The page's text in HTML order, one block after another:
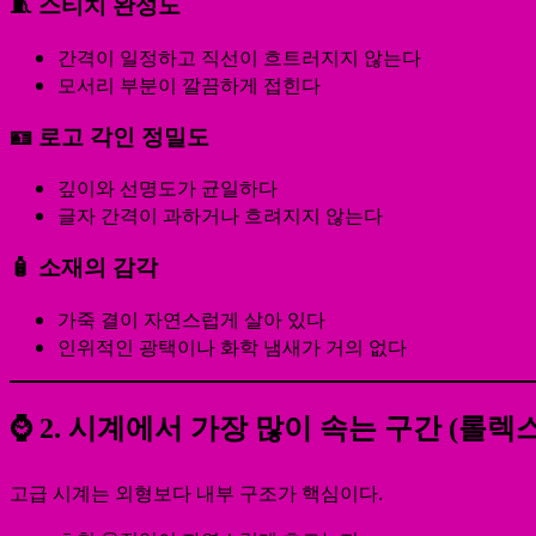
🧵 스티치 완성도
간격이 일정하고 직선이 흐트러지지 않는다
모서리 부분이 깔끔하게 접힌다
🪪 로고 각인 정밀도
깊이와 선명도가 균일하다
글자 간격이 과하거나 흐려지지 않는다
🧴 소재의 감각
가죽 결이 자연스럽게 살아 있다
인위적인 광택이나 화학 냄새가 거의 없다
⌚ 2. 시계에서 가장 많이 속는 구간 (롤렉
고급 시계는 외형보다 내부 구조가 핵심이다.